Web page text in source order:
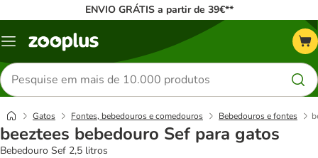
ENVIO GRÁTIS a partir de 39€**
Menu
Pesquisar
produtos
Gatos Fontes, bebedouros e comedouros Bebedouros e fontes
beeztees bebedouro Sef para gatos
Bebedouro Sef 2,5 litros